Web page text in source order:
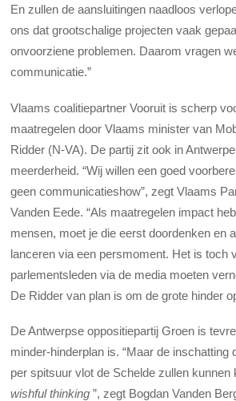
En zullen de aansluitingen naadloos
ons dat grootschalige projecten vaak
onvoorziene problemen. Daarom vragen
communicatie.”
Vlaams coalitiepartner Vooruit is scherp
maatregelen door Vlaams minister van
Ridder (N-VA). De partij zit ook in
meerderheid. “Wij willen een goed
geen communicatieshow”, zegt Vlaams
Vanden Eede. “Als maatregelen impact
mensen, moet je die eerst doordenken en
lanceren via een persmoment. Het is toch
parlementsleden via de media moeten
De Ridder van plan is om de grote hinder
De Antwerpse oppositiepartij Groen is
minder-hinderplan is. “Maar de inschatting
per spitsuur vlot de Schelde zullen kunnen
wishful thinking ”, zegt Bogdan Vanden